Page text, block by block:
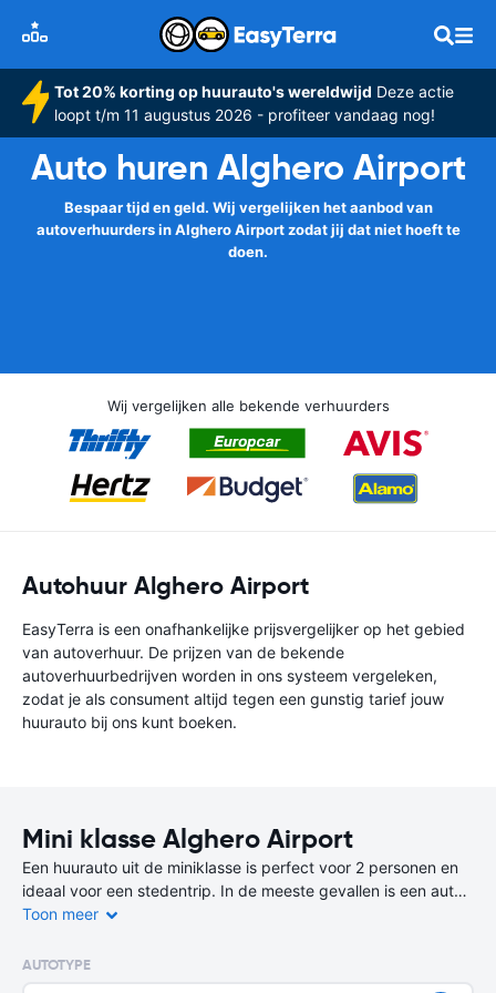
Tot 20% korting op huurauto's wereldwijd Deze actie
loopt t/m 11 augustus 2026 - profiteer vandaag nog!
Auto huren Alghero Airport
Bespaar tijd en geld. Wij vergelijken het aanbod van
autoverhuurders in Alghero Airport zodat jij dat niet hoeft te
doen.
Wij vergelijken alle bekende verhuurders
Autohuur Alghero Airport
EasyTerra is een onafhankelijke prijsvergelijker op het gebied
van autoverhuur. De prijzen van de bekende
autoverhuurbedrijven worden in ons systeem vergeleken,
zodat je als consument altijd tegen een gunstig tarief jouw
huurauto bij ons kunt boeken.
Mini klasse Alghero Airport
Een huurauto uit de miniklasse is perfect voor 2 personen en
ideaal voor een stedentrip. In de meeste gevallen is een auto
uit de miniklasse de goedkoopste en zuinigste keuze.
Er zijn op deze bestemming niet alleen 2-deurs huurauto’s
beschikbaar, maar ook 4-deurs varianten Een auto uit deze
Toon meer
AUTOTYPE